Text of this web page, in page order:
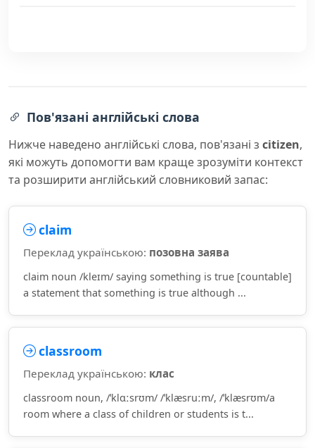
Пов'язані англійські слова
Нижче наведено англійські слова, пов'язані з citizen,
які можуть допомогти вам краще зрозуміти контекст
та розширити англійський словниковий запас:
claim
Переклад українською: позовна заява
claim noun /kleɪm/ saying something is true [countable]
a statement that something is true although ...
classroom
Переклад українською: клас
classroom noun, /ˈklɑːsrʊm/ /ˈklæsruːm/, /ˈklæsrʊm/a
room where a class of children or students is t...